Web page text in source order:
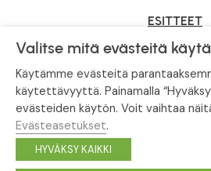
ESITTEET
Tietosuojaseloste
© Tahvoset, All Rights
Valitse mitä evästeitä
Käytämme evästeitä
käytettävyyttä. Painamalla
evästeiden käytön. Voit vaihtaa
Evästeasetukset.
HYVÄKSY KAIKKI